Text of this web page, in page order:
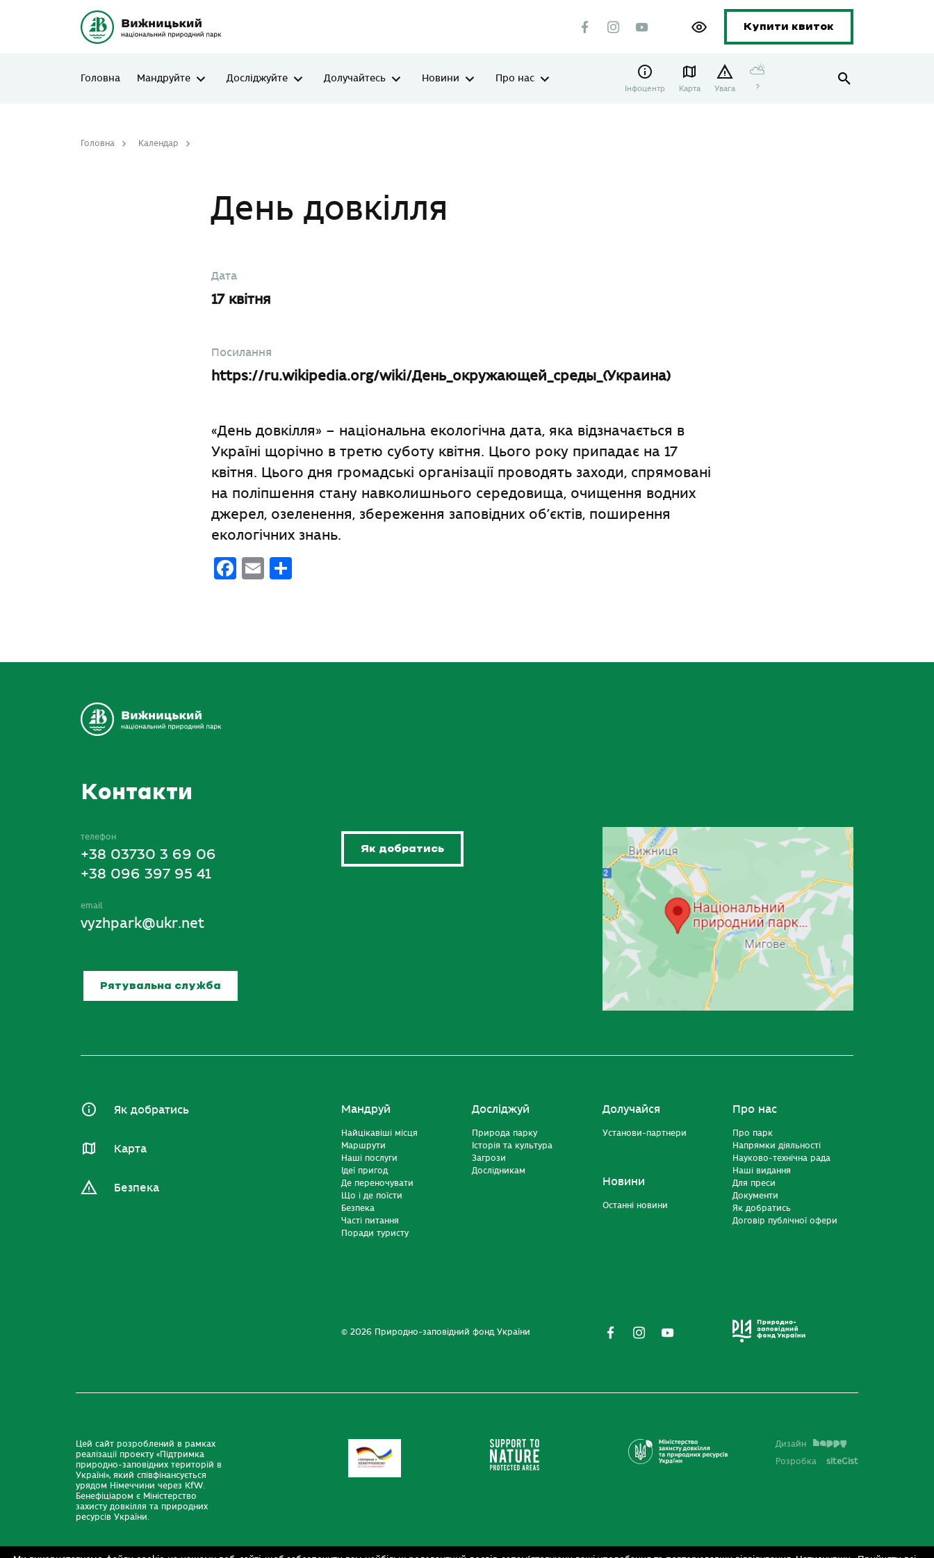
Купити квиток
Головна Мандруйте Досліджуйте Долучайтесь Новини Про нас
Інфоцентр Карта Увага
⛅
?
Головна Календар
День довкілля
Дата
17 квітня
Посилання
https://ru.wikipedia.org/wiki/День_окружающей_среды_(Украина)
«День довкілля» – національна екологічна дата, яка відзначається в
Україні щорічно в третю суботу квітня. Цього року припадає на 17
квітня. Цього дня громадські організації проводять заходи, спрямовані
на поліпшення стану навколишнього середовища, очищення водних
джерел, озеленення, збереження заповідних об’єктів, поширення
екологічних знань.
Facebook
EmailПоділитися
Контакти
телефон
+38 03730 3 69 06
+38 096 397 95 41
email
vyzhpark@ukr.net
Рятувальна служба
Як добратись
Як добратись
Карта
Безпека
Мандруй
Найцікавіші місця
Маршрути
Наші послуги
Ідеї пригод
Де переночувати
Що і де поїсти
Безпека
Часті питання
Поради туристу
Досліджуй
Природа парку
Історія та культура
Загрози
Дослідникам
Долучайся
Установи-партнери
Новини
Останні новини
Про нас
Про парк
Напрямки діяльності
Науково-технічна рада
Наші видання
Для преси
Документи
Як добратись
Договір публічної офери
© 2026 Природно-заповідний фонд України
Цей сайт розроблений в рамках
реалізації проекту «Підтримка
природно-заповідних територій в
Україні», який співфінансується
урядом Німеччини через KfW.
Бенефіціаром є Міністерство
захисту довкілля та природних
ресурсів України.
Дизайн
Розробка
siteGist